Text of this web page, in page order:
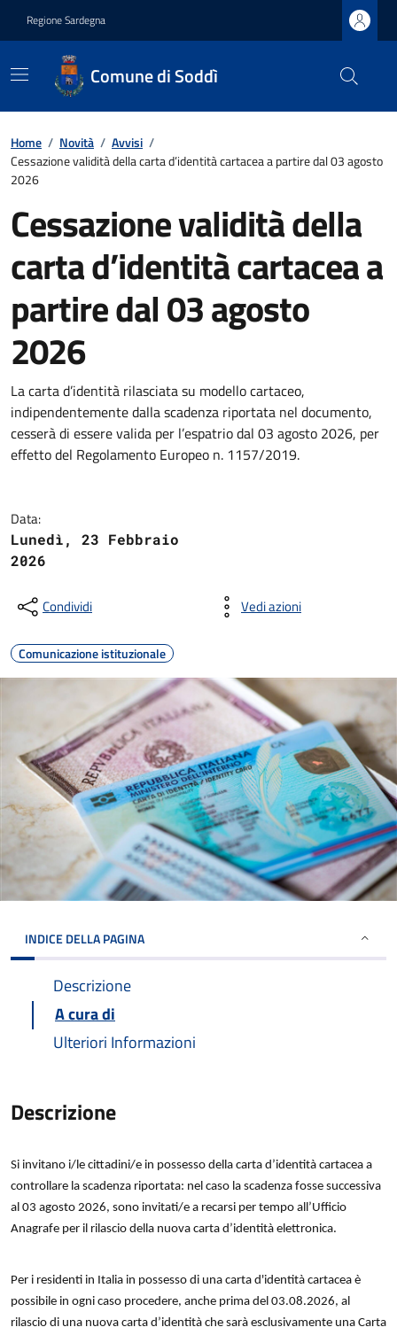
Regione Sardegna
Comune di Soddì
Home / Novità / Avvisi /
Cessazione validità della carta d’identità cartacea a partire dal 03 agosto
2026
Cessazione validità della
carta d’identità cartacea a
partire dal 03 agosto
2026
La carta d’identità rilasciata su modello cartaceo,
indipendentemente dalla scadenza riportata nel documento,
cesserà di essere valida per l’espatrio dal 03 agosto 2026, per
effetto del Regolamento Europeo n. 1157/2019.
Data:
Lunedì, 23 Febbraio
2026
Condividi Vedi azioni
Comunicazione istituzionale
INDICE DELLA PAGINA
Descrizione
A cura di
Ulteriori Informazioni
Descrizione
Si invitano i/le cittadini/e in possesso della carta d’identità cartacea a
controllare la scadenza riportata: nel caso la scadenza fosse successiva
al 03 agosto 2026, sono invitati/e a recarsi per tempo all’Ufficio
Anagrafe per il rilascio della nuova carta d’identità elettronica.
Per i residenti in Italia in possesso di una carta d'identità cartacea è
possibile in ogni caso procedere, anche prima del 03.08.2026, al
rilascio di una nuova carta d’identità che sarà esclusivamente una Carta